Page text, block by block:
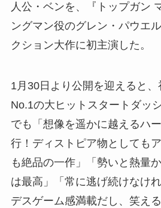
人公・ベンを、『トップガン
ングマン役のグレン・パウエ
クション大作に初主演した。
1月30日より公開を迎えると
No.1の大ヒットスタートダッ
でも「想像を遥かに越えるハ
行！ディストピア物としても
も絶品の一作」「勢いと熱量
は最高」「常に逃げ続けなけ
デスゲーム感満載だし、笑え